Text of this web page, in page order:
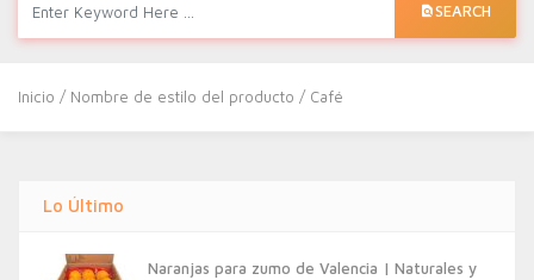
SEARCH
Inicio / Nombre de estilo del producto / Café
Lo Último
Naranjas para zumo de Valencia | Naturales y